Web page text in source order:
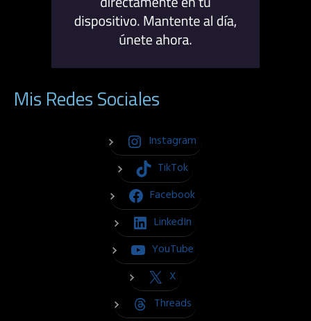
Mis Redes Sociales
Instagram
TikTok
Facebook
LinkedIn
YouTube
X
Threads